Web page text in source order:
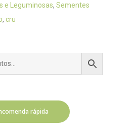
e Leguminosas, Sementes
, cru
rápida